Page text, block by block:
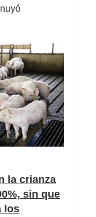
la crianza
sin que
los